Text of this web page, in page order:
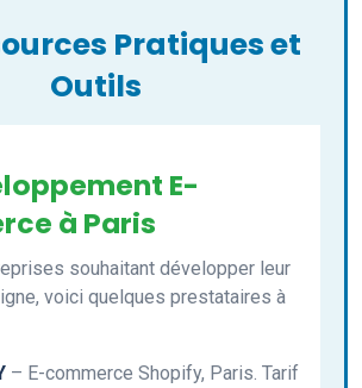
Pratiques et
Outils
E-
à Paris
souhaitant développer leur
voici quelques prestataires à
– E-commerce Shopify, Paris. Tarif